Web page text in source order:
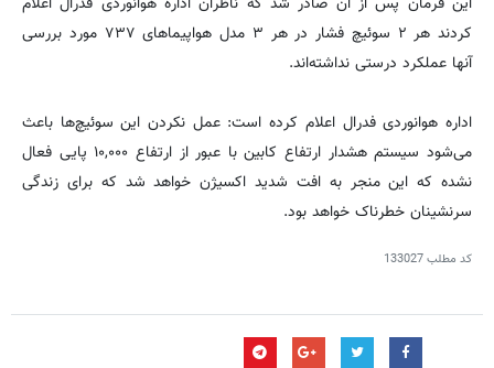
کردند هر ۲ سوئیچ فشار در هر ۳ مدل هواپیماهای ۷۳۷ مورد بررسی
آنها عملکرد درستی نداشته‌اند.
اداره هوانوردی فدرال اعلام کرده است: عمل نکردن این سوئیچ‌ها باعث
می‌شود سیستم هشدار ارتفاع کابین با عبور از ارتفاع ۱۰,۰۰۰ پایی فعال
نشده که این منجر به افت شدید اکسیژن خواهد شد که برای زندگی
سرنشینان خطرناک خواهد بود.
کد مطلب133027